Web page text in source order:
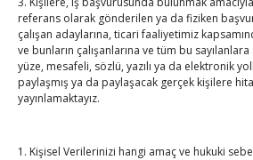
referans olarak gönderilen ya da fiziken
çalışan adaylarına, ticari faaliyetimiz
ve bunların çalışanlarına ve tüm bu sayılanlara
yüze, mesafeli, sözlü, yazılı ya da elektronik
paylaşmış ya da paylaşacak gerçek kişilere
yayınlamaktayız.
1. Kişisel Verilerinizi hangi amaç ve hukuki
Diren ailesine taziye ziyareti
By TUTSO on Ağu 4, 2026
Emiroğlu’nu kabul etti